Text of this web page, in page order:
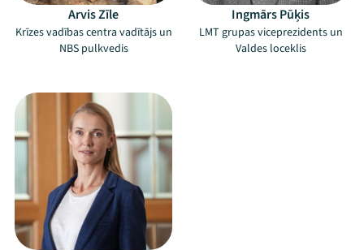
Festivāls
Arhīvs
Viņi bija LAMPĀ 2026
Jaunumi
Ziedo
Arvis Zīle
Krīzes vadības centra vadītājs un
NBS pulkvedis
Ingmārs Pūķis
LMT grupas viceprezidents un
Valdes loceklis